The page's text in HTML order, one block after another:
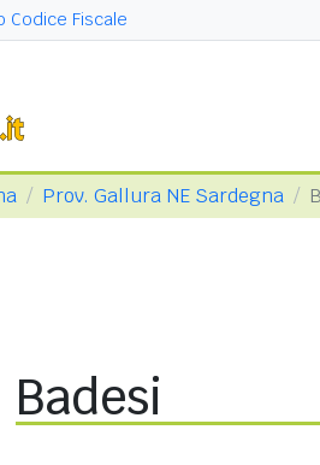
Codice Fiscale
Prov. Gallura NE Sardegna
Badesi